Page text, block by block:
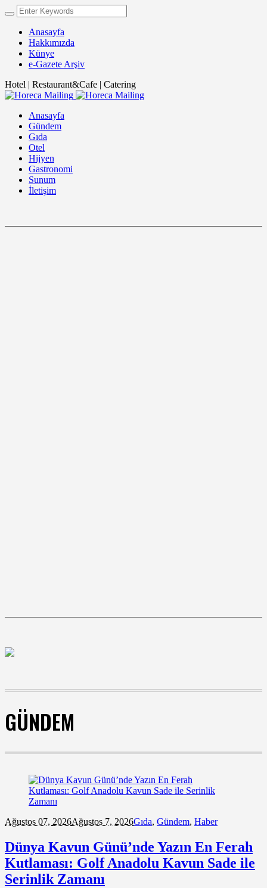
Anasayfa
Hakkımızda
Künye
e-Gazete Arşiv
Hotel | Restaurant&Cafe | Catering
Anasayfa
Gündem
Gıda
Otel
Hijyen
Gastronomi
Sunum
İletişim
GÜNDEM
Ağustos 07, 2026Ağustos 7, 2026Gıda, Gündem, Haber
Dünya Kavun Günü’nde Yazın En Ferah
Kutlaması: Golf Anadolu Kavun Sade ile
Serinlik Zamanı